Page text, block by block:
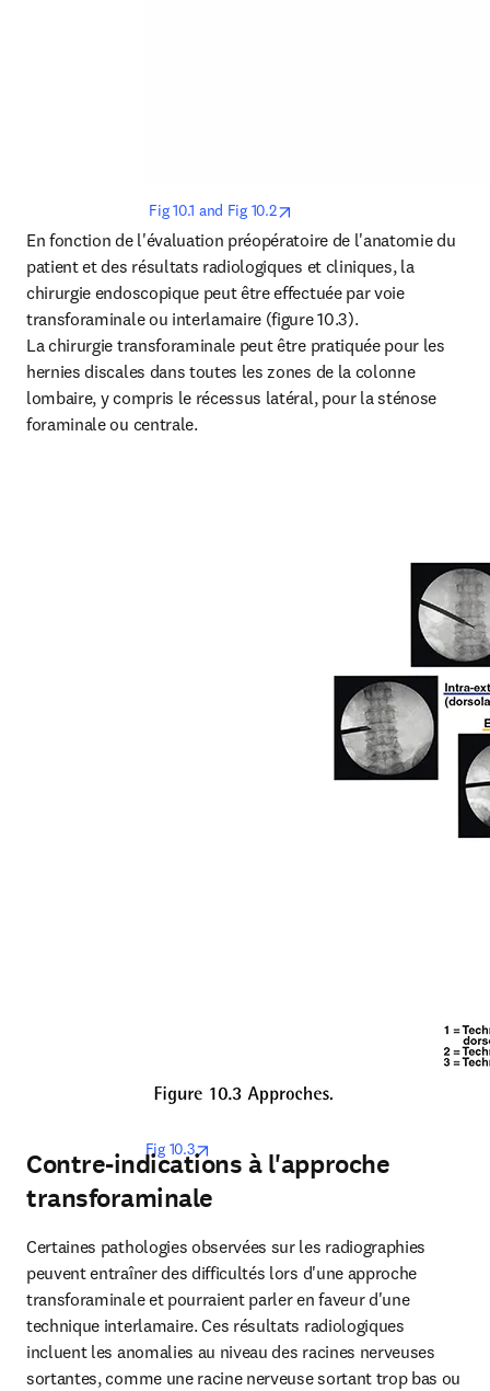
Fig 10.1 and Fig 10.2
En fonction de l'évaluation préopératoire de l'anatomie du
patient et des résultats radiologiques et cliniques, la
chirurgie endoscopique peut être effectuée par voie
transforaminale ou interlamaire (figure 10.3).
La chirurgie transforaminale peut être pratiquée pour les
hernies discales dans toutes les zones de la colonne
lombaire, y compris le récessus latéral, pour la sténose
foraminale ou centrale.
Fig 10.3
Contre-indications à l'approche
transforaminale
Certaines pathologies observées sur les radiographies
peuvent entraîner des difficultés lors d'une approche
transforaminale et pourraient parler en faveur d'une
technique interlamaire. Ces résultats radiologiques
incluent les anomalies au niveau des racines nerveuses
sortantes, comme une racine nerveuse sortant trop bas ou